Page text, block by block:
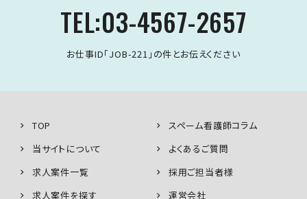
TEL:03-4567-2657
お仕事ID「JOB-221」の件とお伝えください
TOP
当サイトについて
求人案件一覧
求人案件を探す
スペーム看護師コラム
よくあるご質問
採用ご担当者様
運営会社